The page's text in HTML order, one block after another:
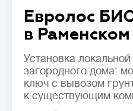
Евролос
в Раменском
Установка
загородного дома:
ключ с вывозом
к существующим